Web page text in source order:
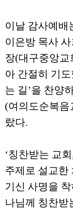
이날 감사예배
이은방 목사
장(대구중앙교
아 간절히 기
는 길’을 찬양
(여의도순복음
랐다.
‘칭찬받는 교
주제로 설교한
기신 사명을
나님께 칭찬받